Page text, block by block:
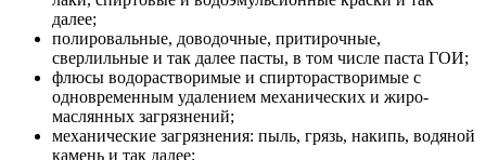
далее;
полировальные, доводочные, притирочные,
сверлильные и так далее пасты, в том числе паста ГОИ;
флюсы водорастворимые и спирторастворимые с
одновременным удалением механических и жиро-
маслянных загрязнений;
механические загрязнения: пыль, грязь, накипь, водяной
камень и так далее;